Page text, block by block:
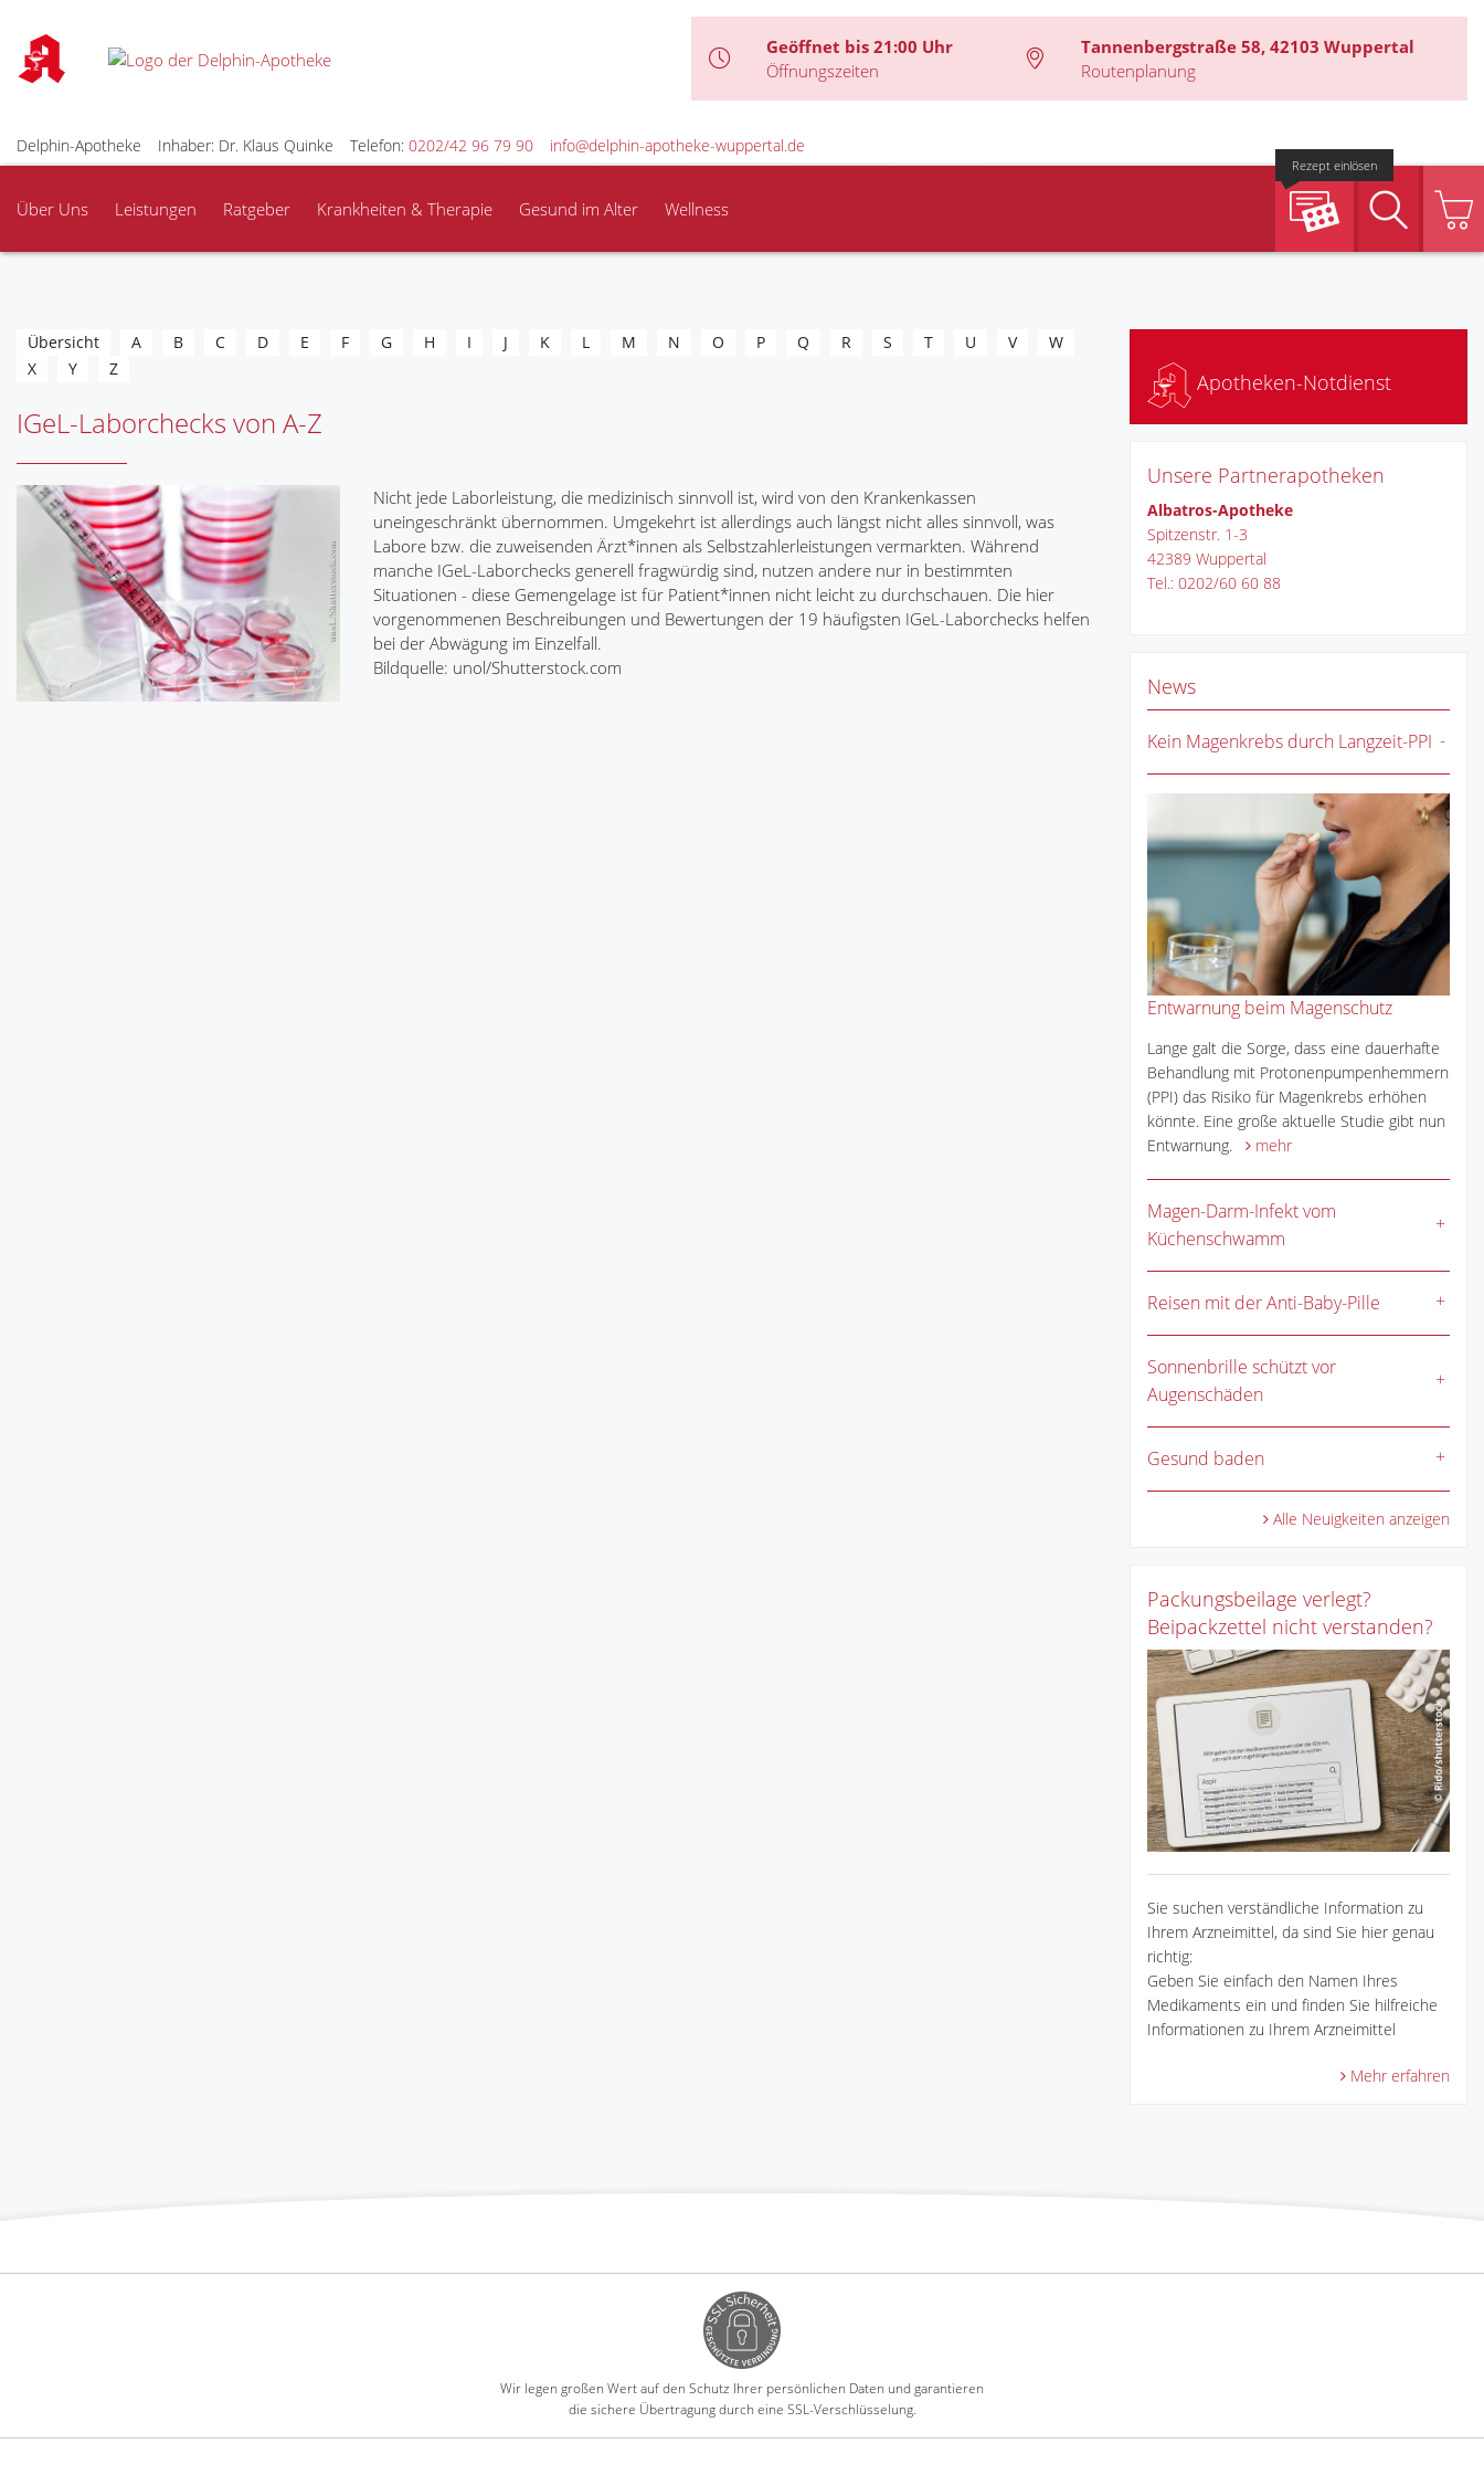
Geöffnet bis 21:00 Uhr
Öffnungszeiten
Tannenbergstraße 58, 42103 Wuppertal
Routenplanung
Delphin-Apotheke Inhaber: Dr. Klaus Quinke Telefon: 0202/42 96 79 90 info@delphin-apotheke-wuppertal.de
Über Uns Leistungen Ratgeber Krankheiten & Therapie Gesund im Alter Wellness
Rezept einlösen
Suche
Übersicht A B C D E F G H I J K L M N O P Q R S T U V
W
X
Y Z
IGeL-Laborchecks von A-Z
Nicht jede Laborleistung, die medizinisch sinnvoll ist, wird von den Krankenkassen
uneingeschränkt übernommen. Umgekehrt ist allerdings auch längst nicht alles sinnvoll, was
Labore bzw. die zuweisenden Ärzt*innen als Selbstzahlerleistungen vermarkten. Während
manche IGeL-Laborchecks generell fragwürdig sind, nutzen andere nur in bestimmten
Situationen - diese Gemengelage ist für Patient*innen nicht leicht zu durchschauen. Die hier
vorgenommenen Beschreibungen und Bewertungen der 19 häufigsten IGeL-Laborchecks helfen
bei der Abwägung im Einzelfall.
Bildquelle: unol/Shutterstock.com
Apotheken-Notdienst
Unsere Partnerapotheken
Albatros-Apotheke
Spitzenstr. 1-3
42389 Wuppertal
Tel.: 0202/60 60 88
News
Kein Magenkrebs durch Langzeit-PPI
Entwarnung beim Magenschutz
Lange galt die Sorge, dass eine dauerhafte
Behandlung mit Protonenpumpenhemmern
(PPI) das Risiko für Magenkrebs erhöhen
könnte. Eine große aktuelle Studie gibt nun
Entwarnung.
mehr
Magen-Darm-Infekt vom
Küchenschwamm
Reisen mit der Anti-Baby-Pille
Sonnenbrille schützt vor
Augenschäden
Gesund baden
Alle Neuigkeiten anzeigen
Packungsbeilage verlegt?
Beipackzettel nicht verstanden?
Sie suchen verständliche Information zu
Ihrem Arzneimittel, da sind Sie hier genau
richtig:
Geben Sie einfach den Namen Ihres
Medikaments ein und finden Sie hilfreiche
Informationen zu Ihrem Arzneimittel
Mehr erfahren
Wir legen großen Wert auf den Schutz Ihrer persönlichen Daten und garantieren
die sichere Übertragung durch eine SSL-Verschlüsselung.